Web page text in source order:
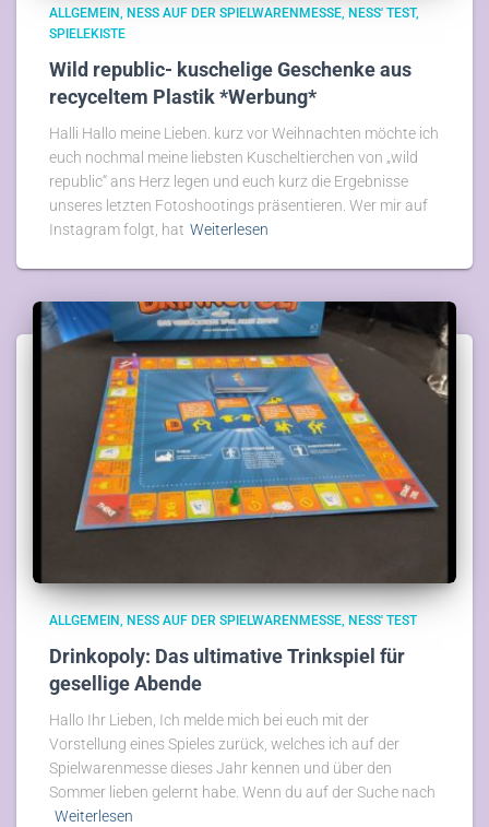
ALLGEMEIN NESS AUF DER SPIELWARENMESSE NESS' TEST
SPIELEKISTE
Wild republic- kuschelige Geschenke aus
recyceltem Plastik *Werbung*
Halli Hallo meine Lieben. kurz vor Weihnachten möchte ich
euch nochmal meine liebsten Kuscheltierchen von „wild
republic“ ans Herz legen und euch kurz die Ergebnisse
unseres letzten Fotoshootings präsentieren. Wer mir auf
Instagram folgt, hat Weiterlesen
ALLGEMEIN NESS AUF DER SPIELWARENMESSE NESS' TEST
Drinkopoly: Das ultimative Trinkspiel für
gesellige Abende
Hallo Ihr Lieben, Ich melde mich bei euch mit der
Vorstellung eines Spieles zurück, welches ich auf der
Spielwarenmesse dieses Jahr kennen und über den
Sommer lieben gelernt habe. Wenn du auf der Suche nach
Weiterlesen